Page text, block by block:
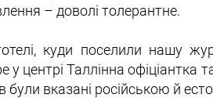
– доволі толерантне.
куди поселили нашу
у центрі Таллінна
були вказані російською й